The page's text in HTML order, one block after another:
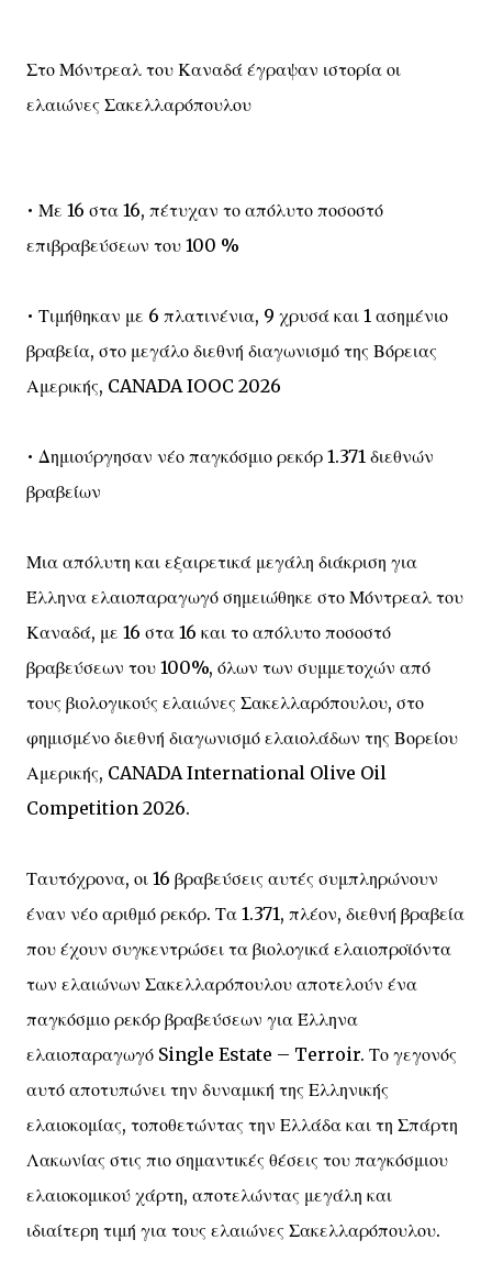
Στο Μόντρεαλ του Καναδά έγραψαν ιστορία οι
ελαιώνες Σακελλαρόπουλου
• Με 16 στα 16, πέτυχαν το απόλυτο ποσοστό
επιβραβεύσεων του 100 %
• Τιμήθηκαν με 6 πλατινένια, 9 χρυσά και 1 ασημένιο
βραβεία, στο μεγάλο διεθνή διαγωνισμό της Βόρειας
Αμερικής, CANADA IOOC 2026
• Δημιούργησαν νέο παγκόσμιο ρεκόρ 1.371 διεθνών
βραβείων
Μια απόλυτη και εξαιρετικά μεγάλη διάκριση για
Έλληνα ελαιοπαραγωγό σημειώθηκε στο Μόντρεαλ του
Καναδά, με 16 στα 16 και το απόλυτο ποσοστό
βραβεύσεων του 100%, όλων των συμμετοχών από
τους βιολογικούς ελαιώνες Σακελλαρόπουλου, στο
φημισμένο διεθνή διαγωνισμό ελαιολάδων της Βορείου
Αμερικής, CANADA International Olive Oil
Competition 2026.
Ταυτόχρονα, οι 16 βραβεύσεις αυτές συμπληρώνουν
έναν νέο αριθμό ρεκόρ. Τα 1.371, πλέον, διεθνή βραβεία
που έχουν συγκεντρώσει τα βιολογικά ελαιοπροϊόντα
των ελαιώνων Σακελλαρόπουλου αποτελούν ένα
παγκόσμιο ρεκόρ βραβεύσεων για Έλληνα
ελαιοπαραγωγό Single Estate – Terroir. Το γεγονός
αυτό αποτυπώνει την δυναμική της Ελληνικής
ελαιοκομίας, τοποθετώντας την Ελλάδα και τη Σπάρτη
Λακωνίας στις πιο σημαντικές θέσεις του παγκόσμιου
ελαιοκομικού χάρτη, αποτελώντας μεγάλη και
ιδιαίτερη τιμή για τους ελαιώνες Σακελλαρόπουλου.